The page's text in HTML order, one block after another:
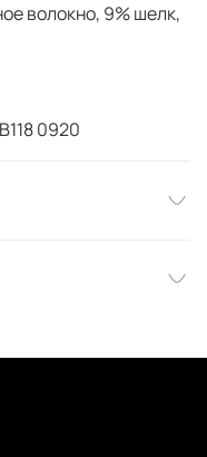
волокно, 9% шелк,
0920